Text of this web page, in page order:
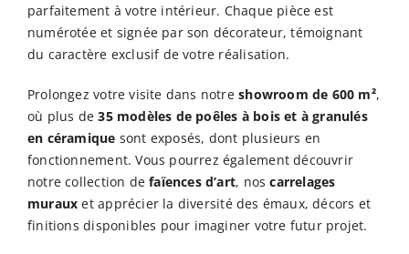
parfaitement à votre intérieur. Chaque pièce est
numérotée et signée par son décorateur, témoignant
du caractère exclusif de votre réalisation.
Prolongez votre visite dans notreshowroom de 600 m²,
où plus de35 modèles de poêles à bois et à granulés
en céramique sont exposés, dont plusieurs en
fonctionnement. Vous pourrez également découvrir
notre collection defaïences d’art, noscarrelages
muraux et apprécier la diversité des émaux, décors et
finitions disponibles pour imaginer votre futur projet.
Contactez-nous au
03 21 30 30 90
ou indiquez votre numéro de téléphone et
nous vous rappellerons dans les plus brefs